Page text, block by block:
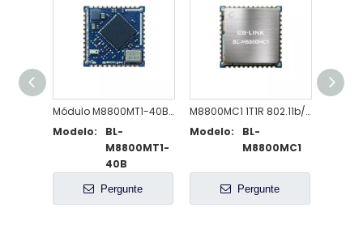
Módulo M8800MT1-40B 1T1R 802.11a/b/g/n/ac/ax WiFi+B5.4
Modelo:
BL-
M8800MT1-
40B
Pergunte
M8800MC1 1T1R 802.11b/g/n/ax WiFi 6 + Módulo compatível com BT5.2
Modelo:
BL-
M8800MC1
Pergunte